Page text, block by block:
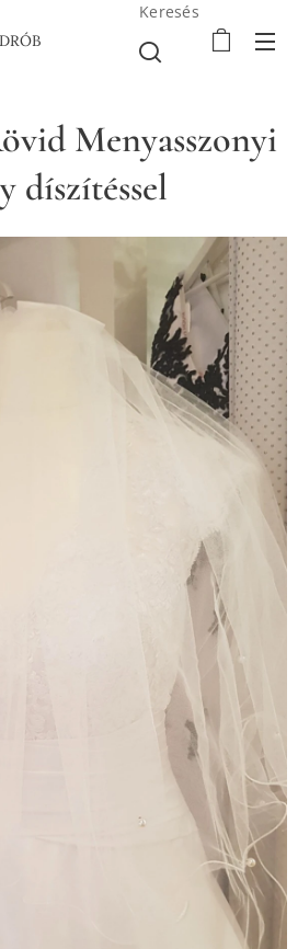
Keresés
Menyasszonyi
díszítéssel